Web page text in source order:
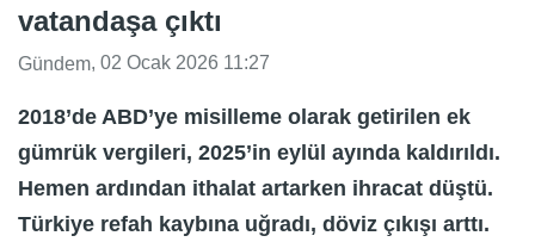
vatandaşa çıktı
Gündem, 02 Ocak 2026 11:27
2018’de ABD’ye misilleme olarak getirilen ek
gümrük vergileri, 2025’in eylül ayında kaldırıldı.
Hemen ardından ithalat artarken ihracat düştü.
Türkiye refah kaybına uğradı, döviz çıkışı arttı.